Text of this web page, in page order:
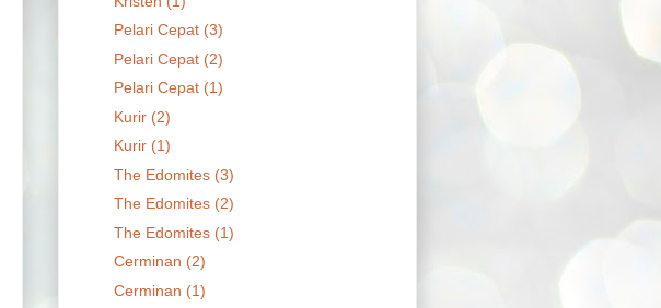
Pelari Cepat (3)
Pelari Cepat (2)
Pelari Cepat (1)
Kurir (2)
Kurir (1)
The Edomites (3)
The Edomites (2)
The Edomites (1)
Cerminan (2)
Cerminan (1)